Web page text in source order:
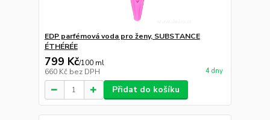
EDP parfémová voda pro ženy, SUBSTANCE
ÉTHÉRÉE
799 Kč/100 ml
660 Kč bez DPH 4 dny
Přidat do košíku